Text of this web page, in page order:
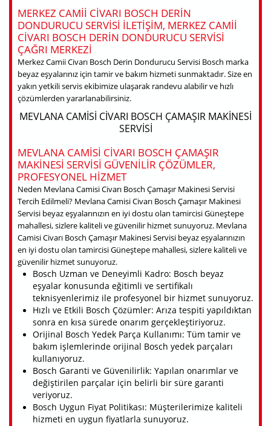
MERKEZ CAMII CIVARI BOSCH DERIN
DONDURUCU SERVISI ILETIŞIM, MERKEZ CAMII
CIVARI BOSCH DERIN DONDURUCU SERVISI
ÇAĞRI MERKEZI
Merkez Camii Civarı Bosch Derin Dondurucu Servisi Bosch marka
beyaz eşyalarınız için tamir ve bakım hizmeti sunmaktadır. Size en
yakın yetkili servis ekibimize ulaşarak randevu alabilir ve hızlı
çözümlerden yararlanabilirsiniz.
MEVLANA CAMISI CIVARI BOSCH ÇAMAŞIR MAKINESI
SERVISI
MEVLANA CAMISI CIVARI BOSCH ÇAMAŞIR
MAKINESI SERVISI GÜVENILIR ÇÖZÜMLER,
PROFESYONEL HIZMET
Neden Mevlana Camisi Civarı Bosch Çamaşır Makinesi Servisi
Tercih Edilmeli? Mevlana Camisi Civarı Bosch Çamaşır Makinesi
Servisi beyaz eşyalarınızın en iyi dostu olan tamircisi Güneştepe
mahallesi, sizlere kaliteli ve güvenilir hizmet sunuyoruz. Mevlana
Camisi Civarı Bosch Çamaşır Makinesi Servisi beyaz eşyalarınızın
en iyi dostu olan tamircisi Güneştepe mahallesi, sizlere kaliteli ve
güvenilir hizmet sunuyoruz.
Bosch Uzman ve Deneyimli Kadro: Bosch beyaz
eşyalar konusunda eğitimli ve sertifikalı
teknisyenlerimiz ile profesyonel bir hizmet sunuyoruz.
Hızlı ve Etkili Bosch Çözümler: Arıza tespiti yapıldıktan
sonra en kısa sürede onarım gerçekleştiriyoruz.
Orijinal Bosch Yedek Parça Kullanımı: Tüm tamir ve
bakım işlemlerinde orijinal Bosch yedek parçaları
kullanıyoruz.
Bosch Garanti ve Güvenilirlik: Yapılan onarımlar ve
değiştirilen parçalar için belirli bir süre garanti
veriyoruz.
Bosch Uygun Fiyat Politikası: Müşterilerimize kaliteli
hizmeti en uygun fiyatlarla sunuyoruz.